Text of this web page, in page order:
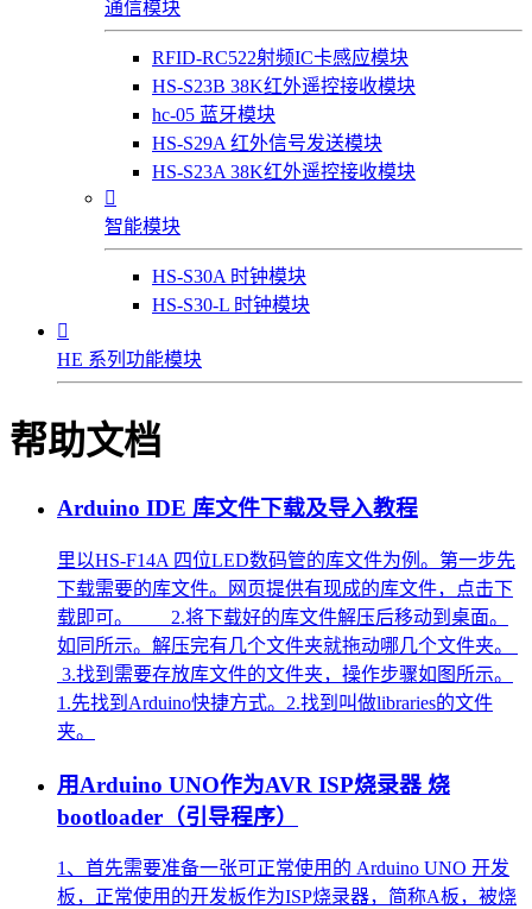
通信模块
RFID-RC522射频IC卡感应模块
HS-S23B 38K红外遥控接收模块
hc-05 蓝牙模块
HS-S29A 红外信号发送模块
HS-S23A 38K红外遥控接收模块

智能模块
HS-S30A 时钟模块
HS-S30-L 时钟模块

HE 系列功能模块
帮助文档
Arduino IDE 库文件下载及导入教程
里以HS-F14A 四位LED数码管的库文件为例。第一步先
下载需要的库文件。网页提供有现成的库文件，点击下
载即可。 2.将下载好的库文件解压后移动到桌面。
如同所示。解压完有几个文件夹就拖动哪几个文件夹。
3.找到需要存放库文件的文件夹，操作步骤如图所示。
1.先找到Arduino快捷方式。2.找到叫做libraries的文件
夹。
用Arduino UNO作为AVR ISP烧录器 烧
bootloader（引导程序）
1、首先需要准备一张可正常使用的 Arduino UNO 开发
板，正常使用的开发板作为ISP烧录器，简称A板，被烧